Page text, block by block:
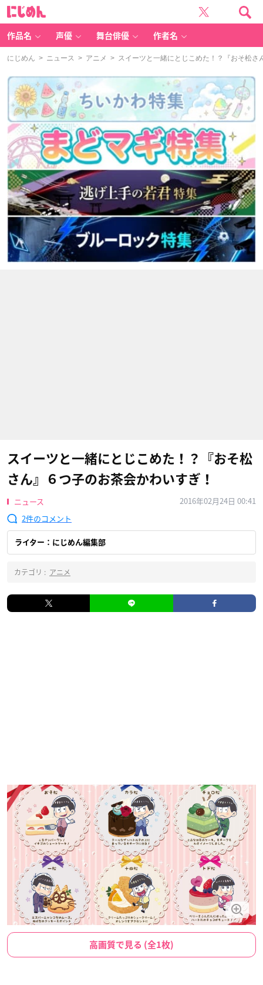
作品名 声優 舞台俳優 作者名
にじめん > ニュース > アニメ > スイーツと一緒にとじこめた！？『おそ松さ
スイーツと一緒にとじこめた！？『おそ松
さん』６つ子のお茶会かわいすぎ！
ニュース
2016年02月24日 00:41
2
ライター：にじめん編集部
カテゴリ : アニメ
高画質で見る (全1枚)